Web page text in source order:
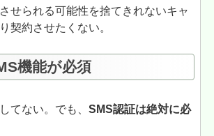
せられる可能性を捨てきれないキャ
契約させたくない。
機能が必須
てない。でも、SMS認証は絶対に必